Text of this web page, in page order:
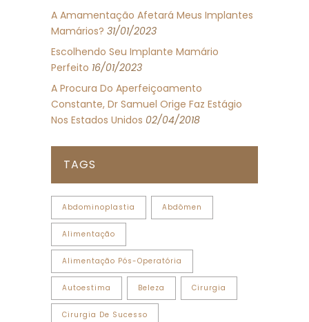
A Amamentação Afetará Meus Implantes
Mamários? 31/01/2023
Escolhendo Seu Implante Mamário
Perfeito 16/01/2023
A Procura Do Aperfeiçoamento
Constante, Dr Samuel Orige Faz Estágio
Nos Estados Unidos 02/04/2018
TAGS
Abdominoplastia Abdômen
Alimentação
Alimentação Pós-Operatória
Autoestima Beleza Cirurgia
Cirurgia De Sucesso